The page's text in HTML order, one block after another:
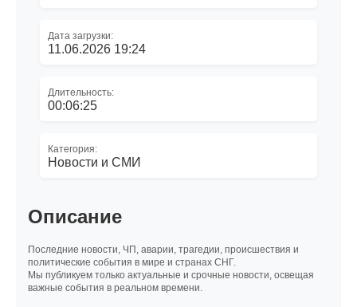
Дата загрузки:
11.06.2026 19:24
Длительность:
00:06:25
Категория:
Новости и СМИ
Описание
Последние новости, ЧП, аварии, трагедии, происшествия и
политические события в мире и странах СНГ.
Мы публикуем только актуальные и срочные новости, освещая
важные события в реальном времени.